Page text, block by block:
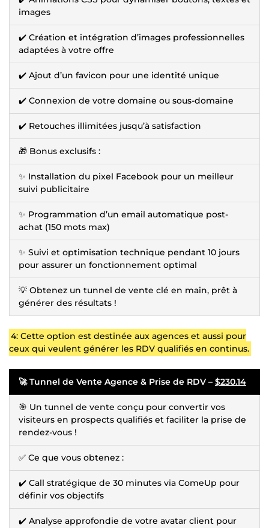
images
✔️ Création et intégration d’images professionnelles
adaptées à votre offre
✔️ Ajout d’un favicon pour une identité unique
✔️ Connexion de votre domaine ou sous-domaine
✔️ Retouches illimitées jusqu’à satisfaction
🎁 Bonus exclusifs :
✨ Installation du pixel Facebook pour un meilleur
suivi publicitaire
✨ Programmation d’un email automatique post-
achat (150 mots max)
✨ Suivi et optimisation technique pendant 10 jours
pour assurer un fonctionnement optimal
💡 Obtenez un tunnel de vente clé en main, prêt à
générer des résultats !
4: Cette option est destinée aux agences et aussi pour
ceux qui veulent générer les RDV qualifiés en continus.
🚀 Tunnel de Vente Agence & Prise de RDV – $230.14
🎯 Un tunnel de vente conçu pour convertir vos
visiteurs en prospects qualifiés et faciliter la prise de
rendez-vous !
✅ Ce que vous obtenez :
✔️ Call stratégique de 30 minutes via ComeUp pour
définir vos objectifs
✔️ Analyse approfondie de votre avatar client pour